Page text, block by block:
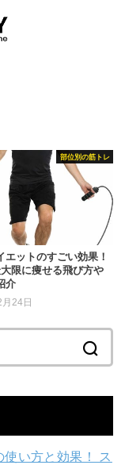
部位別の筋トレ
エットのすごい効果！
限に痩せる飛び方や
介
24日
使い方と効果！ ス